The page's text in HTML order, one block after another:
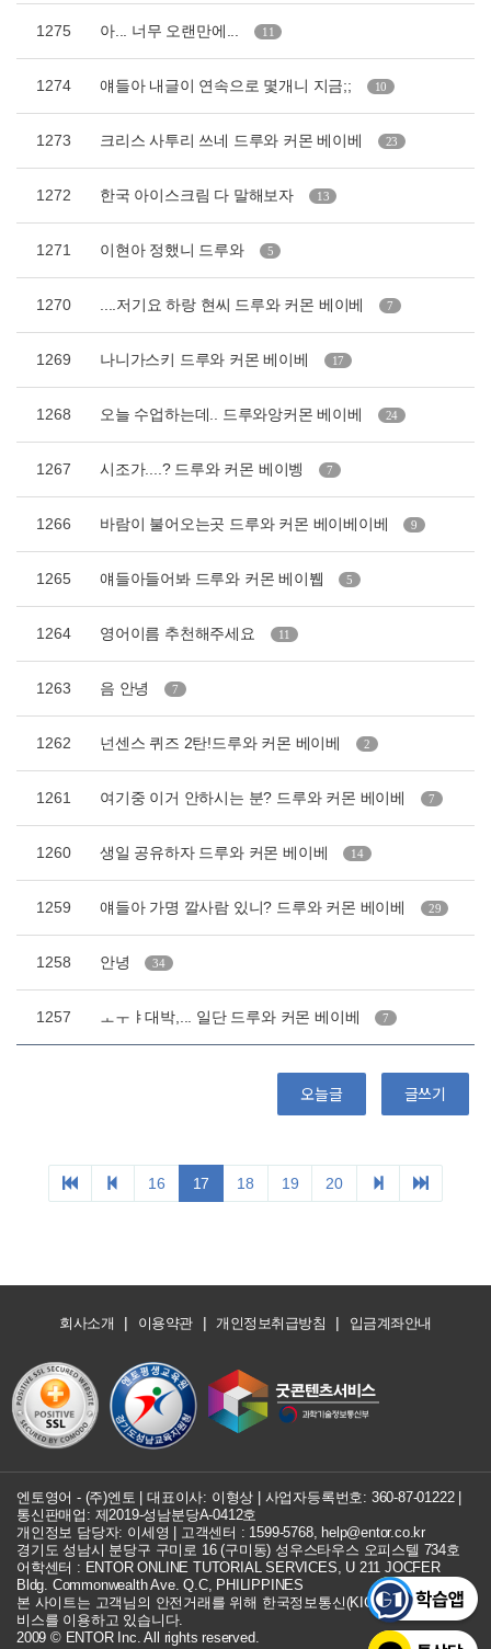
1275 아... 너무 오랜만에... 11
1274 얘들아 내글이 연속으로 몇개니 지금;; 10
1273 크리스 사투리 쓰네 드루와 커몬 베이베 23
1272 한국 아이스크림 다 말해보자 13
1271 이현아 정했니 드루와 5
1270 ....저기요 하랑 현씨 드루와 커몬 베이베 7
1269 나니가스키 드루와 커몬 베이베 17
1268 오늘 수업하는데.. 드루와앙커몬 베이베 24
1267 시조가....? 드루와 커몬 베이벵 7
1266 바람이 불어오는곳 드루와 커몬 베이베이베 9
1265 얘들아들어봐 드루와 커몬 베이뷉 5
1264 영어이름 추천해주세요 11
1263 음 안녕 7
1262 넌센스 퀴즈 2탄!드루와 커몬 베이베 2
1261 여기중 이거 안하시는 분? 드루와 커몬 베이베 7
1260 생일 공유하자 드루와 커몬 베이베 14
1259 얘들아 가명 깔사람 있니? 드루와 커몬 베이베 29
1258 안녕 34
1257 ㅗㅜㅑ대박,... 일단 드루와 커몬 베이베 7
오늘글 글쓰기
16 17 18 19 20
회사소개 | 이용약관 | 개인정보취급방침 | 입금계좌안내
엔토영어 - (주)엔토 | 대표이사: 이형상 | 사업자등록번호: 360-87-01222|
통신판매업: 제2019-성남분당A-0412호
개인정보 담당자: 이세영 | 고객센터 : 1599-5768, help@entor.co.kr
경기도 성남시 분당구 구미로 16 (구미동) 성우스타우스 오피스텔 734호
어학센터 : ENTOR ONLINE TUTORIAL SERVICES, U 211 JOCFER
Bldg. Commonwealth Ave. Q.C, PHILIPPINES
본 사이트는 고객님의 안전거래를 위해 한국정보통신(KICC) 구매안전 서
비스를 이용하고 있습니다.
2009 © ENTOR Inc. All rights reserved.